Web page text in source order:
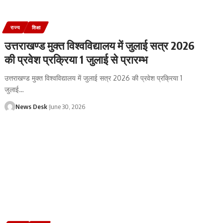
राज्य शिक्षा
उत्तराखण्ड मुक्त विश्वविद्यालय में जुलाई सत्र 2026
की प्रवेश प्रक्रिया 1 जुलाई से प्रारम्भ
उत्तराखण्ड मुक्त विश्वविद्यालय में जुलाई सत्र 2026 की प्रवेश प्रक्रिया 1
जुलाई…
News Desk June 30, 2026